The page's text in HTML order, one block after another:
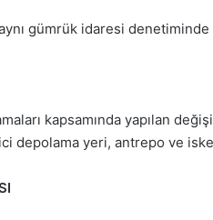
gümrük idaresi
kapsamında yapılan
yeri, antrepo ve